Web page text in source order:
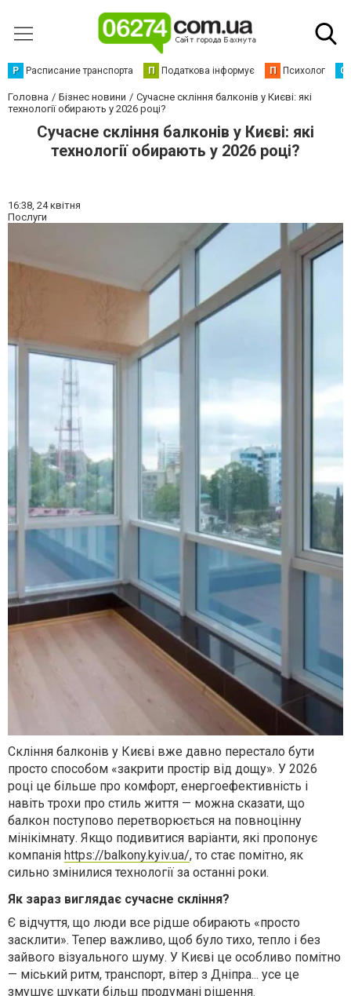
Р Расписание транспорта П Податкова інформує П Психолог С
Головна Бізнес новини
Сучасне скління балконів у Києві: які
технології обирають у 2026 році?
Сучасне скління балконів у Києві: які
технології обирають у 2026 році?
16:38, 24 квітня
Послуги
Скління балконів у Києві вже давно перестало бути
просто способом «закрити простір від дощу». У 2026
році це більше про комфорт, енергоефективність і
навіть трохи про стиль життя — можна сказати, що
балкон поступово перетворюється на повноцінну
мінікімнату. Якщо подивитися варіанти, які пропонує
компанія https://balkony.kyiv.ua/, то стає помітно, як
сильно змінилися технології за останні роки.
Як зараз виглядає сучасне скління?
Є відчуття, що люди все рідше обирають «просто
засклити». Тепер важливо, щоб було тихо, тепло і без
зайвого візуального шуму. У Києві це особливо помітно
— міський ритм, транспорт, вітер з Дніпра... усе це
змушує шукати більш продумані рішення.